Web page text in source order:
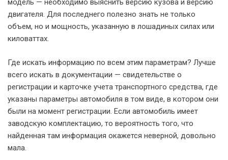
модель — необходимо выяснить версию кузова и версию
двигателя. Для последнего полезно знать не только
объем, но и мощность, указанную в лошадиных силах или
киловаттах.
Где искать информацию по всем этим параметрам? Лучше
всего искать в документации — свидетельстве о
регистрации и карточке учета транспортного средства, где
указаны параметры автомобиля в том виде, в котором они
были на момент регистрации. Если автомобиль имеет
заводскую комплектацию, то вероятность того, что
найденная там информация окажется неверной, довольно
мала.